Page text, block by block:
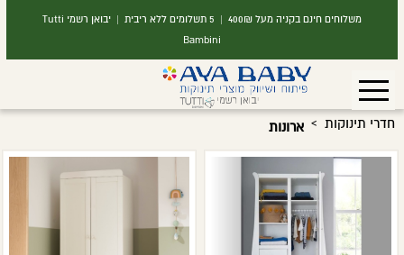
משלוחים חינם בקניה מעל 400₪ | 5 תשלומים ללא ריבית | יבואן רשמי Tutti
Bambini
חדרי תינוקות › ארונות